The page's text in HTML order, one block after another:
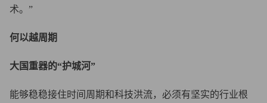
术。”
何以越周期
大国重器的“护城河”
能够稳稳接住时间周期和科技洪流，必须有坚实的行业根